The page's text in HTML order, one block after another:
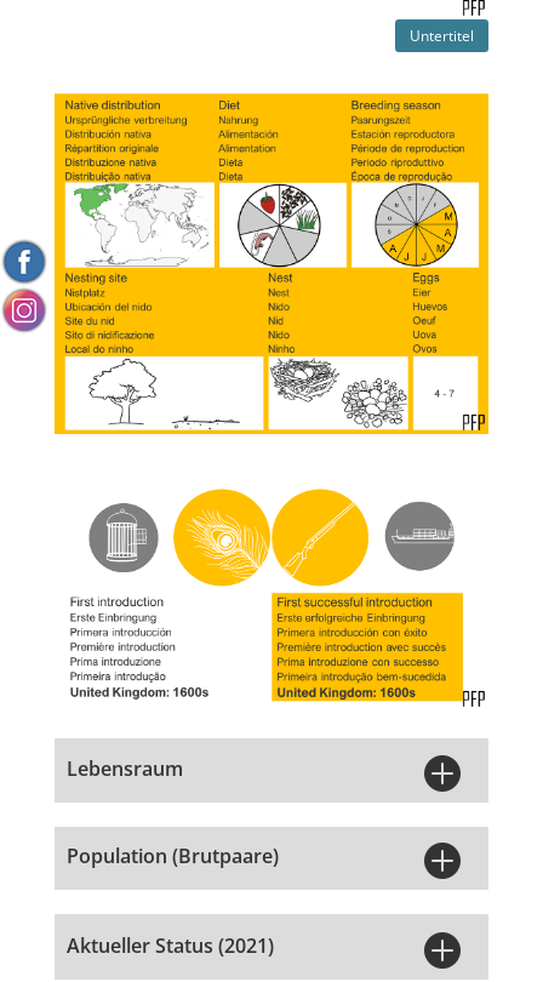
Untertitel
Lebensraum 
Population (Brutpaare) 
Aktueller Status (2021) 